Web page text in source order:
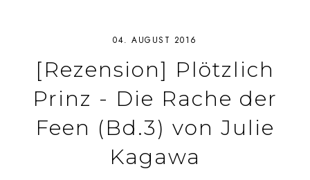
04. AUGUST 2016
[Rezension] Plötzlich
Prinz - Die Rache der
Feen (Bd.3) von Julie
Kagawa